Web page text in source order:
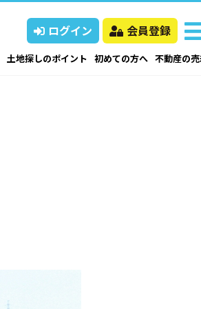
ログイン 会員登録
土地探しのポイント 初めての方へ 不動産の